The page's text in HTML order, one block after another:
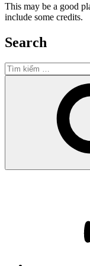
This may be a good
include some credits.
Search
Tìm
kiếm: